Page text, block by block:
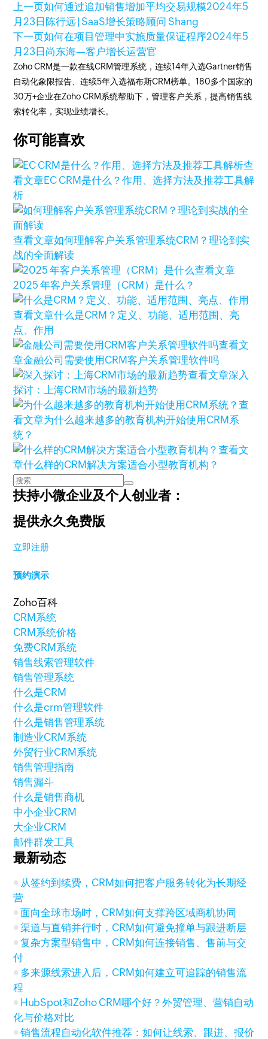
上一页如何通过追加销售增加平均交易规模2024年5
月23日 陈行远 | SaaS增长策略顾问 Shang
下一页如何在项目管理中实施质量保证程序2024年5
月23日 尚东海—客户增长运营官
Zoho CRM是一款在线CRM管理系统，连续14年入选Gartner销售
自动化象限报告、连续5年入选福布斯CRM榜单。180多个国家的
30万+企业在Zoho CRM系统帮助下，管理客户关系，提高销售线
索转化率，实现业绩增长。
你可能喜欢
查
看文章EC CRM是什么？作用、选择方法及推荐工具解
析
查看文章如何理解客户关系管理系统CRM？理论到实
战的全面解读
查看文章
2025 年客户关系管理（CRM）是什么？
查看文章什么是CRM？定义、功能、适用范围、亮
点、作用
查看文
章金融公司需要使用CRM客户关系管理软件吗
查看文章深入
探讨：上海CRM市场的最新趋势
查
看文章为什么越来越多的教育机构开始使用CRM系
统？
查看文
章什么样的CRM解决方案适合小型教育机构？
扶持小微企业及个人创业者：
提供永久免费版
立即注册
预约演示
Zoho百科
CRM系统
CRM系统价格
免费CRM系统
销售线索管理软件
销售管理系统
什么是CRM
什么是crm管理软件
什么是销售管理系统
制造业CRM系统
外贸行业CRM系统
销售管理指南
销售漏斗
什么是销售商机
中小企业CRM
大企业CRM
邮件群发工具
最新动态
从签约到续费，CRM如何把客户服务转化为长期经
营
面向全球市场时，CRM如何支撑跨区域商机协同
渠道与直销并行时，CRM如何避免撞单与跟进断层
复杂方案型销售中，CRM如何连接销售、售前与交
付
多来源线索进入后，CRM如何建立可追踪的销售流
程
HubSpot和Zoho CRM哪个好？外贸管理、营销自动
化与价格对比
销售流程自动化软件推荐：如何让线索、跟进、报价